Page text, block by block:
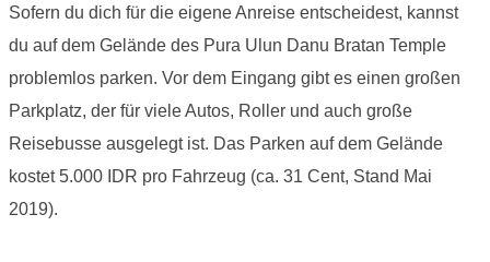
Sofern du dich für die eigene Anreise entscheidest, kannst
du auf dem Gelände des Pura Ulun Danu Bratan Temple
problemlos parken. Vor dem Eingang gibt es einen großen
Parkplatz, der für viele Autos, Roller und auch große
Reisebusse ausgelegt ist. Das Parken auf dem Gelände
kostet 5.000 IDR pro Fahrzeug (ca. 31 Cent, Stand Mai
2019).